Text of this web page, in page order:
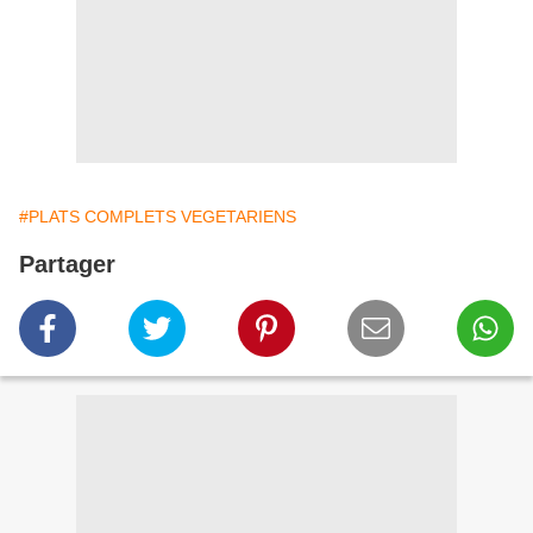
#PLATS COMPLETS VEGETARIENS
Partager